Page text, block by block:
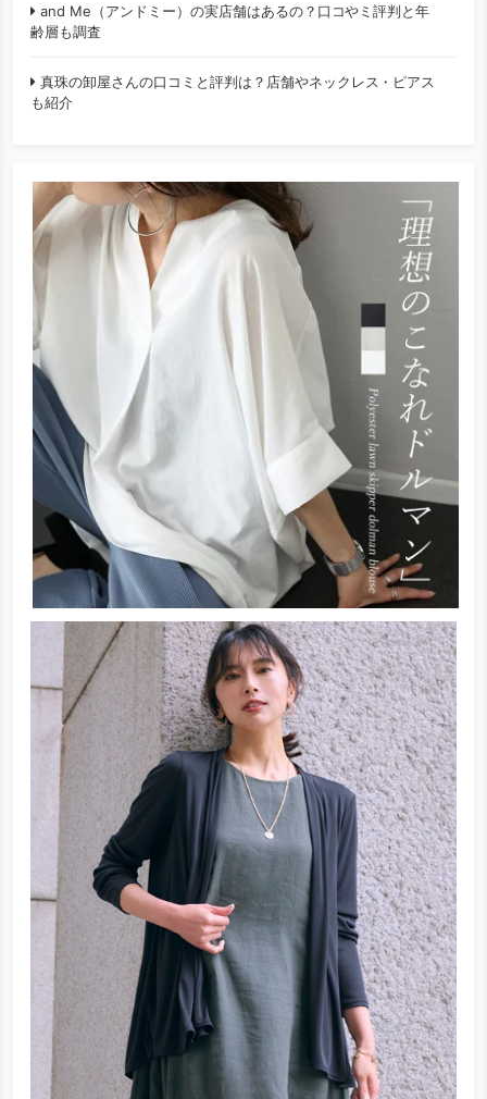
and Me（アンドミー）の実店舗はあるの？口コやミ評判と年
齢層も調査
真珠の卸屋さんの口コミと評判は？店舗やネックレス・ピアス
も紹介